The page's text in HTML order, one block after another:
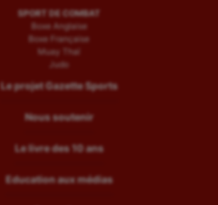
SPORT DE COMBAT
Boxe Anglaise
Boxe Française
Muay Thaï
Judo
Le projet Gazette Sports
Nous soutenir
Le livre des 10 ans
Education aux médias